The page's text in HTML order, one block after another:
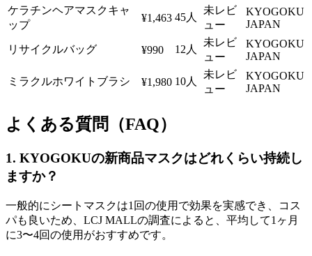
ケラチンヘアマスクキャ
ップ
¥1,463 45人
未レビ
ュー
KYOGOKU
JAPAN
リサイクルバッグ ¥990 12人
未レビ
ュー
KYOGOKU
JAPAN
ミラクルホワイトブラシ ¥1,980 10人
未レビ
ュー
KYOGOKU
JAPAN
よくある質問（FAQ）
1. KYOGOKUの新商品マスクはどれくらい持続し
ますか？
一般的にシートマスクは1回の使用で効果を実感でき、コス
パも良いため、LCJ MALLの調査によると、平均して1ヶ月
に3〜4回の使用がおすすめです。